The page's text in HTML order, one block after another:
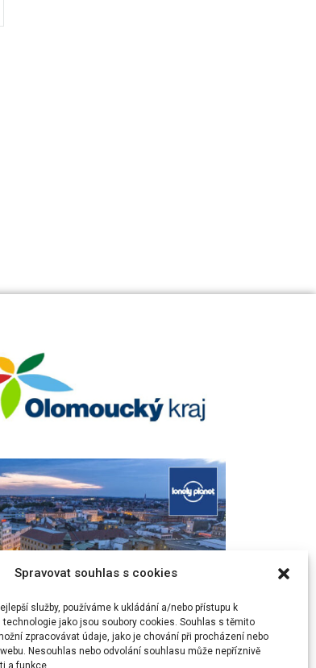
Spravovat souhlas s cookies
služby, používáme k ukládání a/nebo přístupu k
jako jsou soubory cookies. Souhlas s těmito
zpracovávat údaje, jako je chování při procházení nebo
Nesouhlas nebo odvolání souhlasu může nepříznivě
a funkce.